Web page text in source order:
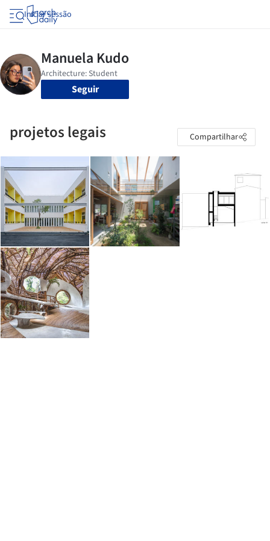
Iniciar sessão
Seguir
projetos legais Compartilhar